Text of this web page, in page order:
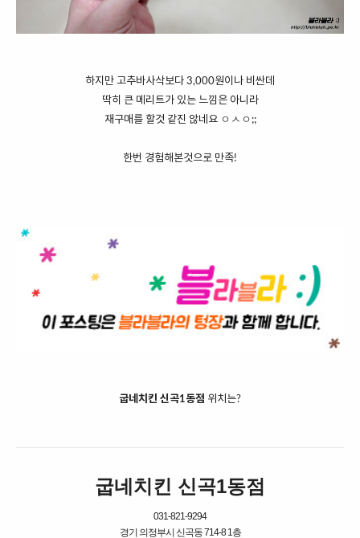
하지만 고추바사삭보다 3,000원이나 비싼데
딱히 큰 메리트가 있는 느낌은 아니라
재구매를 할것 같진 않네요 ㅇㅅㅇ;;
한번 경험해본것으로 만족!
굽네치킨 신곡1동점 위치는?